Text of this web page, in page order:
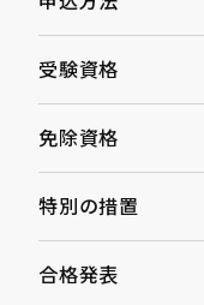
受験資格
免除資格
特別の措置
合格発表